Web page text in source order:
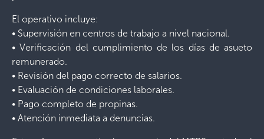
El operativo incluye:
• Supervisión en centros de trabajo a nivel nacional.
• Verificación del cumplimiento de los días de asueto
remunerado.
• Revisión del pago correcto de salarios.
• Evaluación de condiciones laborales.
• Pago completo de propinas.
• Atención inmediata a denuncias.